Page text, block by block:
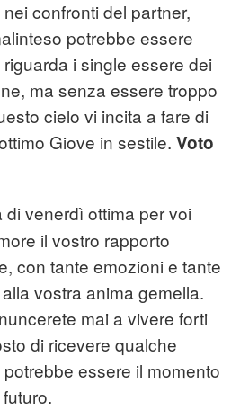
confronti del partner,
potrebbe essere
i single essere dei
ma senza essere troppo
cielo vi incita a fare di
Giove in sestile. Voto
di venerdì ottima per voi
il vostro rapporto
con tante emozioni e tante
vostra anima gemella.
mai a vivere forti
di ricevere qualche
essere il momento